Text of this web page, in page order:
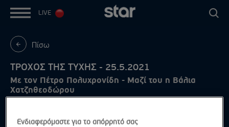
LIVE
Πίσω
ΤΡΟΧΟΣ ΤΗΣ ΤΥΧΗΣ - 25.5.2021
Με τον Πέτρο Πολυχρονίδη - Μαζί του η Βάλια
Χατζηθεοδώρου
Ενδιαφερόμαστε για το απόρρητό σας